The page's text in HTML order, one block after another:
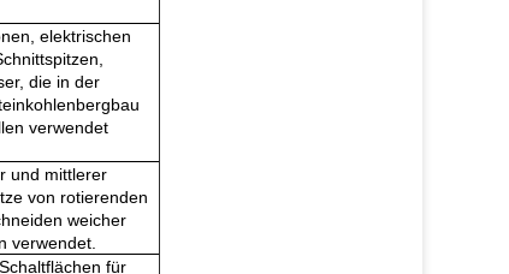
elektrischen
die in der
verwendet
und mittlerer
von rotierenden
weicher
verwendet.
für